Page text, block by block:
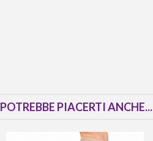
POTREBBE PIACERTI ANCHE...